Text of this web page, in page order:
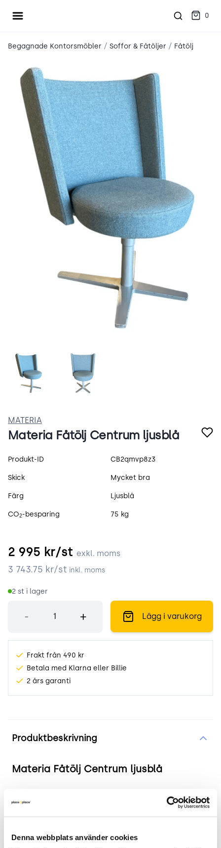
Denna webbplats använder cookies
Öppna meny 0
Begagnade Kontorsmöbler / Soffor & Fåtöljer / Fåtölj
Skärmbild 2025-10-21 163151.png
Skärmbild 2025-10-21 163203.png
MATERIA
Materia Fåtölj Centrum ljusblå
Produktspecifikation
Produkt-ID CB2qmvp8z3
Skick Mycket bra
Färg Ljusblå
CO2-besparing 75 kg
2 995 kr/st exkl. moms
3 743.75 kr/st inkl. moms
2 st i lager
- + Lägg i varukorg
Frakt från 490 kr
Betala med Klarna eller Billie
2 års garanti
Produktbeskrivning
Materia Fåtölj Centrum ljusblå
Mått: Höjd 80 cm, Bredd 50 cm, Djup 60 cm.